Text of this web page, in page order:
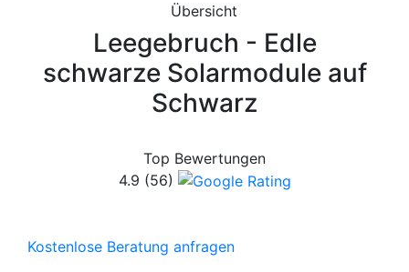
Übersicht
Leegebruch - Edle
schwarze Solarmodule auf
Schwarz
Top Bewertungen
4.9 (56)
Kostenlose Beratung anfragen